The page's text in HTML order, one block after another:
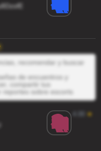
recomendar y buscar
de encuentros y
compartir tus
sobre escorts
★